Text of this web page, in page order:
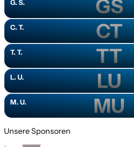
GS
G. S.
CT
C. T.
TT
T. T.
LU
L. U.
MU
M. U.
Unsere Sponsoren